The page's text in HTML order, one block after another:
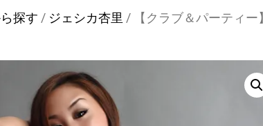
探す / ジェシカ杏里 / 【クラブ＆パーティ